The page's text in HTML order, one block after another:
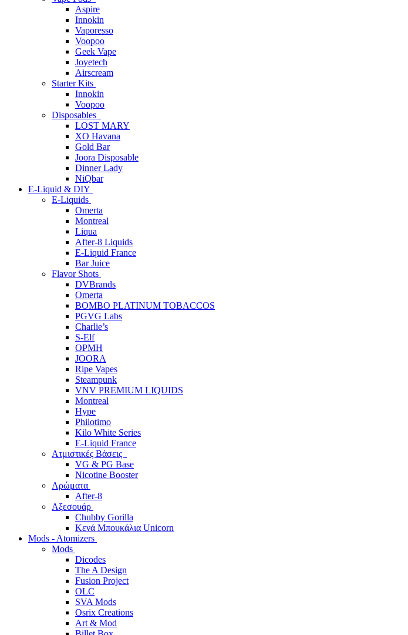
Aspire
Innokin
Vaporesso
Voopoo
Geek Vape
Joyetech
Airscream
Starter Kits
Innokin
Voopoo
Disposables
LOST MARY
XO Havana
Gold Bar
Joora Disposable
Dinner Lady
NiQbar
E-Liquid & DIY
E-Liquids
Omerta
Montreal
Liqua
After-8 Liquids
E-Liquid France
Bar Juice
Flavor Shots
DVBrands
Omerta
BOMBO PLATINUM TOBACCOS
PGVG Labs
Charlie’s
S-Elf
OPMH
JOORA
Ripe Vapes
Steampunk
VNV PREMIUM LIQUIDS
Montreal
Hype
Philotimo
Kilo White Series
E-Liquid France
Ατμιστικές Βάσεις
VG & PG Base
Nicotine Booster
Αρώματα
After-8
Αξεσουάρ
Chubby Gorilla
Κενά Μπουκάλια Unicorn
Mods - Atomizers
Mods
Dicodes
The A Design
Fusion Project
OLC
SVA Mods
Osrix Creations
Art & Mod